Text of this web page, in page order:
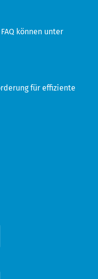
können unter
für effiziente